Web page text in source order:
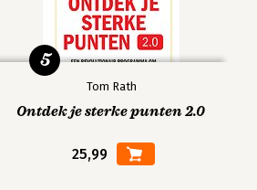
Tom Rath
Ontdek je sterke punten 2.0
25,99
5